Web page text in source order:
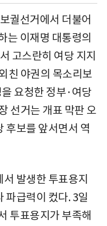
궐선거에서 더불어
는 이재명 대통령의
고스란히 여당 지지
친 야권의 목소리보
요청한 정부·여당
선거는 개표 막판 오
후보를 앞서면서 역
발생한 투표용지
파급력이 컸다. 3일
투표용지가 부족해